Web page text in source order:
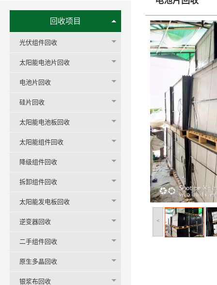
回收项目
光伏组件回收
太阳能电池片回收
电池片回收
硅片回收
太阳能电池板回收
太阳能组件回收
降级组件回收
拆卸组件回收
太阳能发电板回收
逆变器回收
二手组件回收
原生多晶回收
银浆布回收
<